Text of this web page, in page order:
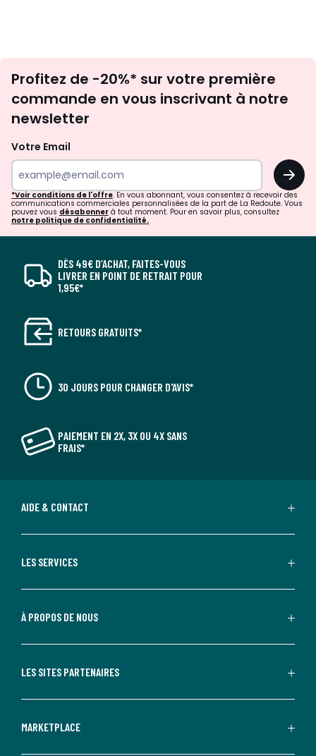
newsletter
Profitez de -20%* sur votre première
commande en vous inscrivant à notre
newsletter
Votre Email
OK
*Voir conditions de l'offre. En vous abonnant, vous consentez à recevoir des
communications commerciales personnalisées de la part de La Redoute. Vous
pouvez vous désabonner à tout moment. Pour en savoir plus, consultez
notre politique de confidentialité.
DÈS 49€ D’ACHAT, FAITES-VOUS
LIVRER EN POINT DE RETRAIT POUR
1,95€*
RETOURS GRATUITS*
30 JOURS POUR CHANGER D'AVIS*
PAIEMENT EN 2X, 3X OU 4X SANS
FRAIS*
AIDE & CONTACT
LES SERVICES
À PROPOS DE NOUS
LES SITES PARTENAIRES
MARKETPLACE